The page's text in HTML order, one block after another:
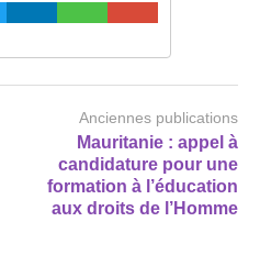
Anciennes publications
Mauritanie : appel à
candidature pour une
formation à l’éducation
aux droits de l’Homme